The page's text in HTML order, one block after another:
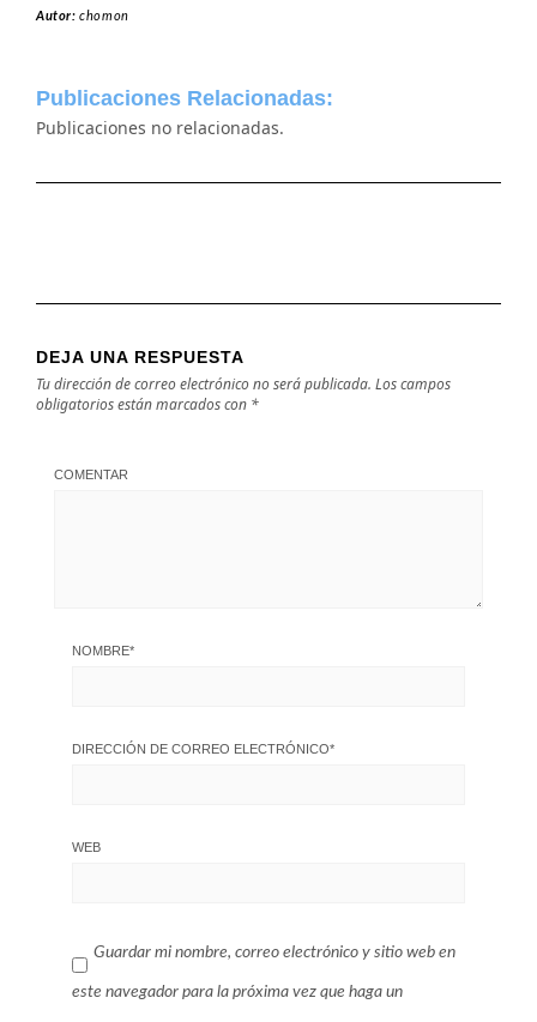
Autor:chomon
Publicaciones Relacionadas:
Publicaciones no relacionadas.
DEJA UNA RESPUESTA
Tu dirección de correo electrónico no será publicada. Los campos
obligatorios están marcados con *
COMENTAR
NOMBRE*
DIRECCIÓN DE CORREO ELECTRÓNICO*
WEB
Guardar mi nombre, correo electrónico y sitio web en
este navegador para la próxima vez que haga un